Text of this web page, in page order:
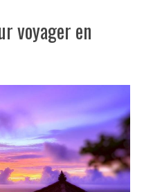
voyager en